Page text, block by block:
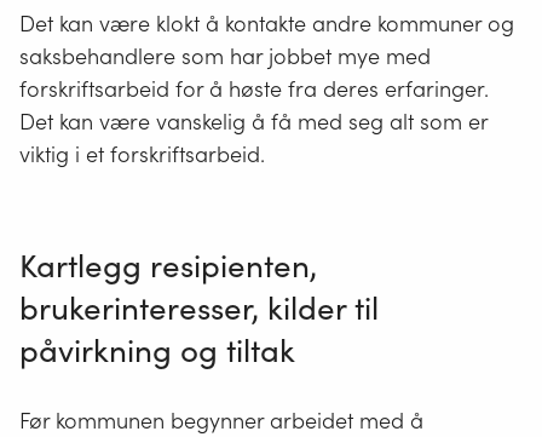
Det kan være klokt å kontakte andre kommuner og
saksbehandlere som har jobbet mye med
forskriftsarbeid for å høste fra deres erfaringer.
Det kan være vanskelig å få med seg alt som er
viktig i et forskriftsarbeid.
Kartlegg resipienten,
brukerinteresser, kilder til
påvirkning og tiltak
Før kommunen begynner arbeidet med å